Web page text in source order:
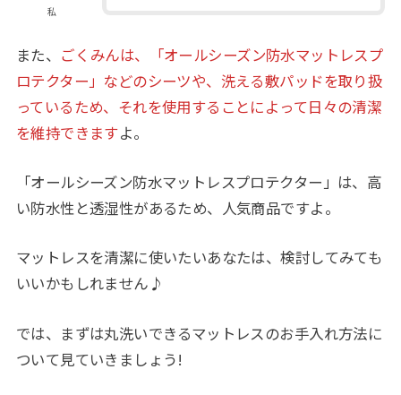
私
また、 ごくみんは、「オールシーズン防水マットレスプ
ロテクター」などのシーツや、洗える敷パッドを取り扱
っているため、それを使用することによって日々の清潔
を維持できますよ。
「オールシーズン防水マットレスプロテクター」は、高
い防水性と透湿性があるため、人気商品ですよ。
マットレスを清潔に使いたいあなたは、検討してみても
いいかもしれません♪
では、まずは丸洗いできるマットレスのお手入れ方法に
ついて見ていきましょう!